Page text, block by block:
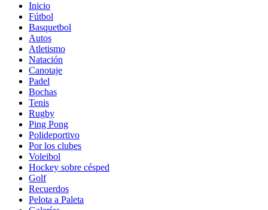
Inicio
Fútbol
Basquetbol
Autos
Atletismo
Natación
Canotaje
Padel
Bochas
Tenis
Rugby
Ping Pong
Polideportivo
Por los clubes
Voleibol
Hockey sobre césped
Golf
Recuerdos
Pelota a Paleta